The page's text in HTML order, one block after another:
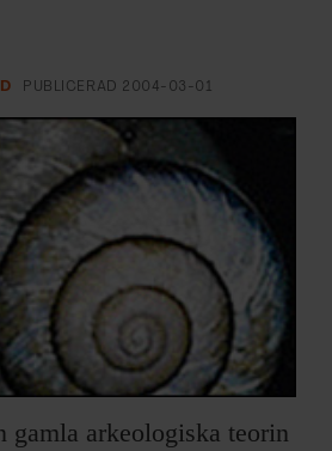
RESOR
PÅ F&F
PUBLICERAD 2004-03-01
gamla arkeologiska teorin